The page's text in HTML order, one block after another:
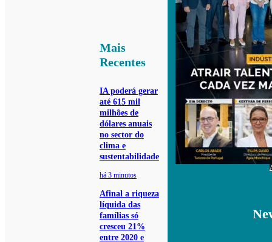
Mais
Recentes
IA poderá gerar
até 615 mil
milhões de
dólares anuais
no sector do
clima e
sustentabilidade
há 3 minutos
Afinal a riqueza
líquida das
famílias só
cresceu 21%
entre 2020 e